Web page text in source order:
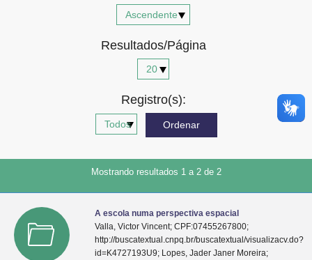
Resultados/Página
Registro(s):
Mostrando resultados 1 a 2 de 2
A escola numa perspectiva espacial
Valla, Victor Vincent; CPF:07455267800;
http://buscatextual.cnpq.br/buscatextual/visualizacv.do?
id=K4727193U9; Lopes, Jader Janer Moreira;